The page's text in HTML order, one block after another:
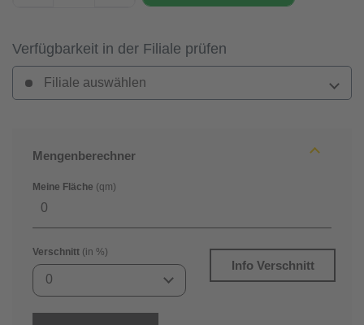
Verfügbarkeit in der Filiale prüfen
Filiale auswählen
Mengenberechner
Meine Fläche (qm)
Verschnitt (in %)
0
Info Verschnitt